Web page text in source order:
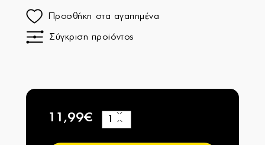
Προσθήκη στα αγαπημένα
Σύγκριση προϊόντος
11,99€
−
+